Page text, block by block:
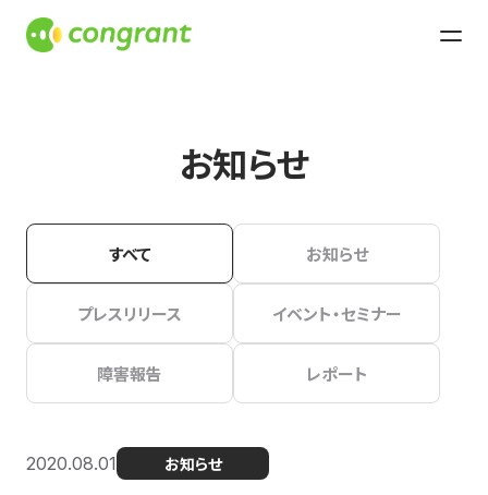
お知らせ
すべて お知らせ
プレスリリース イベント・セミナー
障害報告 レポート
2020.08.01 お知らせ